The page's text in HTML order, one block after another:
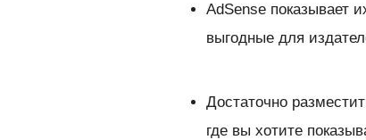
AdSense показывает
выгодные для
Достаточно
где вы хотите